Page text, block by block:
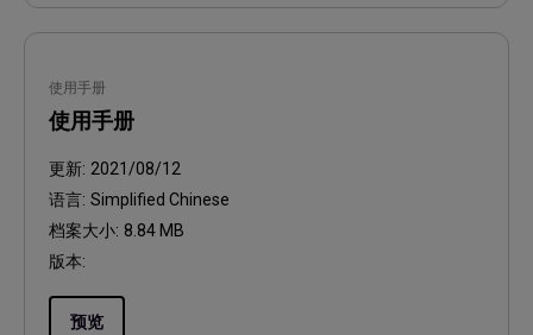
使用手册
使用手册
更新: 2021/08/12
语言: Simplified Chinese
档案大小: 8.84 MB
版本:
预览